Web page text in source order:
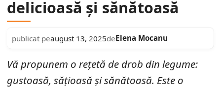
delicioasă și sănătoasă
publicat peaugust 13, 2025deElena Mocanu
Vă propunem o rețetă de drob din legume:
gustoasă, sățioasă și sănătoasă. Este o